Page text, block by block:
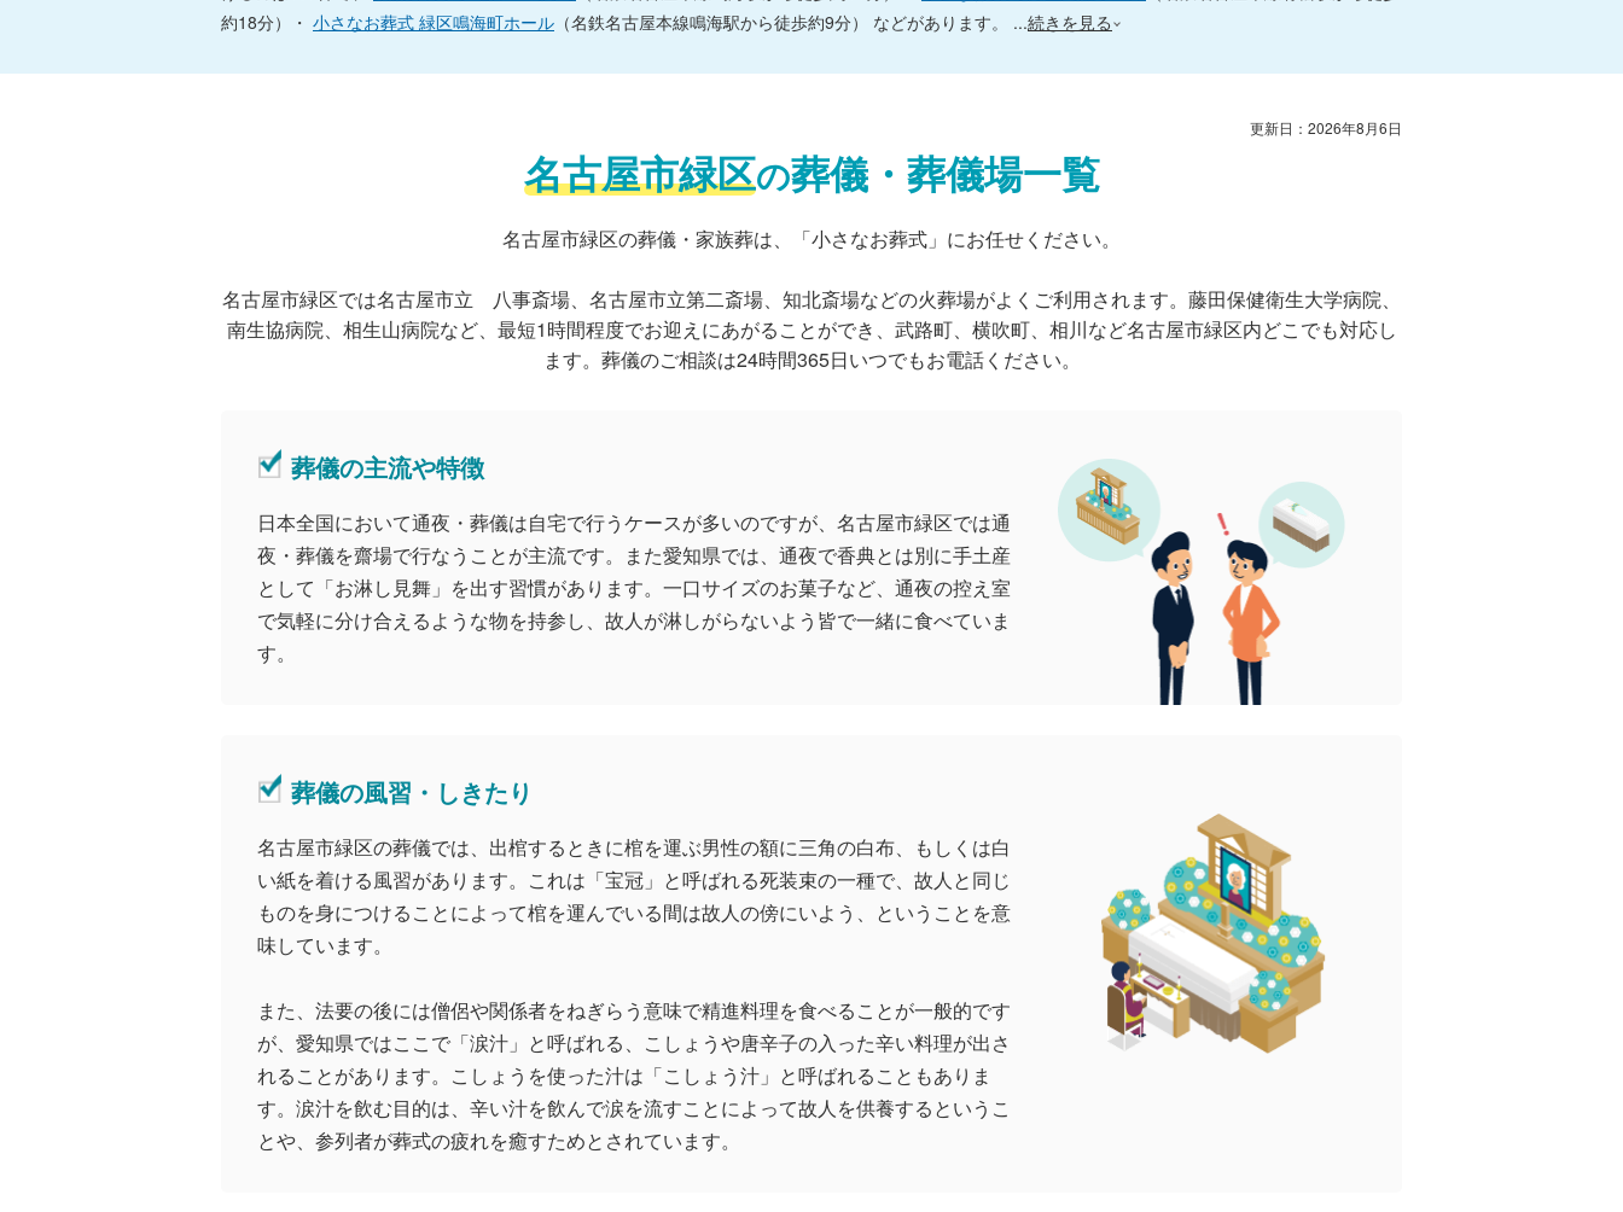
約18分）・ 小さなお葬式 緑区鳴海町ホール （名鉄名古屋本線鳴海駅から徒歩約9分） などがあります。 ...続きを見る
更新日： 2026年8月6日
名古屋市緑区の葬儀・葬儀場一覧
名古屋市緑区の葬儀・家族葬は、「小さなお葬式」にお任せください。
名古屋市緑区では名古屋市立 八事斎場、名古屋市立第二斎場、知北斎場などの火葬場がよくご利用されます。藤田保健衛生大学病院、
南生協病院、相生山病院など、最短1時間程度でお迎えにあがることができ、武路町、横吹町、相川など名古屋市緑区内どこでも対応し
ます。葬儀のご相談は24時間365日いつでもお電話ください。
葬儀の主流や特徴
日本全国において通夜・葬儀は自宅で行うケースが多いのですが、名古屋市緑区では通
夜・葬儀を齋場で行なうことが主流です。また愛知県では、通夜で香典とは別に手土産
として「お淋し見舞」を出す習慣があります。一口サイズのお菓子など、通夜の控え室
で気軽に分け合えるような物を持参し、故人が淋しがらないよう皆で一緒に食べていま
す。
葬儀の風習・しきたり
名古屋市緑区の葬儀では、出棺するときに棺を運ぶ男性の額に三角の白布、もしくは白
い紙を着ける風習があります。これは「宝冠」と呼ばれる死装束の一種で、故人と同じ
ものを身につけることによって棺を運んでいる間は故人の傍にいよう、ということを意
味しています。
また、法要の後には僧侶や関係者をねぎらう意味で精進料理を食べることが一般的です
が、愛知県ではここで「涙汁」と呼ばれる、こしょうや唐辛子の入った辛い料理が出さ
れることがあります。こしょうを使った汁は「こしょう汁」と呼ばれることもありま
す。涙汁を飲む目的は、辛い汁を飲んで涙を流すことによって故人を供養するというこ
とや、参列者が葬式の疲れを癒すためとされています。